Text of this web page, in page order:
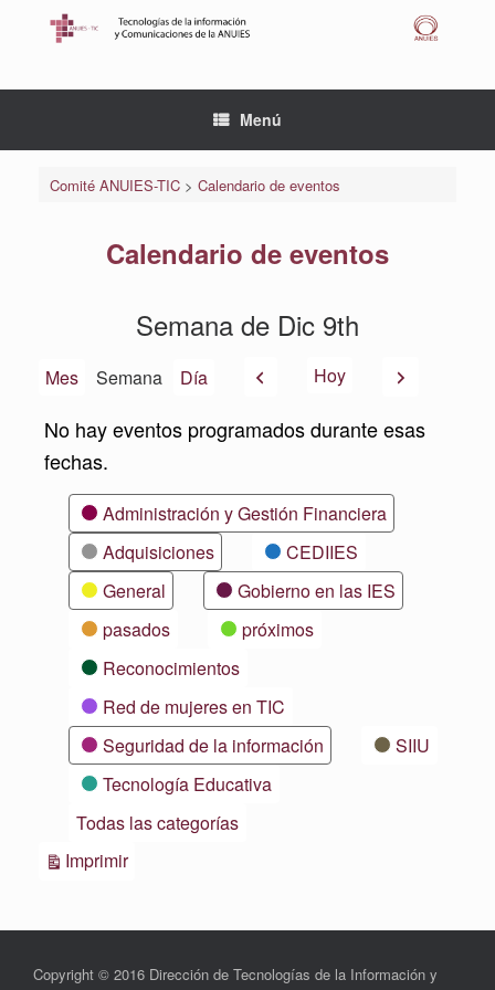
Menú
Comité ANUIES-TIC> Calendario de eventos
Calendario de eventos
Semana de Dic 9th
Mes Semana Día AnteriorHoy Siguiente
No hay eventos programados durante esas
fechas.
CategoríasAdministración y Gestión Financiera
Adquisiciones
CEDIIES
General
Gobierno en las IES
pasados
próximos
Reconocimientos
Red de mujeres en TIC
Seguridad de la información
SIIU
Tecnología Educativa
Todas las categorías
ImprimirVistas
Copyright © 2016 Dirección de Tecnologías de la Información y